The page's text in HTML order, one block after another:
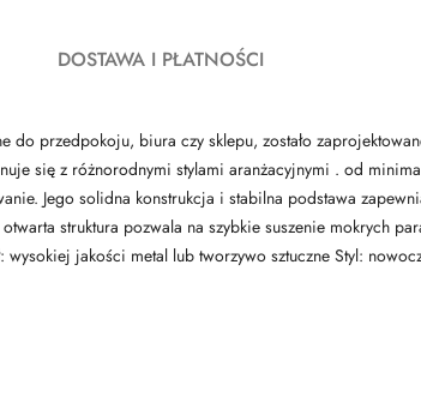
DOSTAWA I PŁATNOŚCI
przedpokoju, biura czy sklepu, zostało
się z różnorodnymi stylami aranżacyjnymi . od
Jego solidna konstrukcja i stabilna podstawa
struktura pozwala na szybkie suszenie mokrych
jakości metal lub tworzywo sztuczne Styl: